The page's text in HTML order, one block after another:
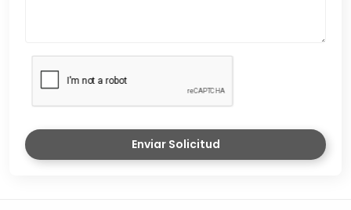
Enviar Solicitud